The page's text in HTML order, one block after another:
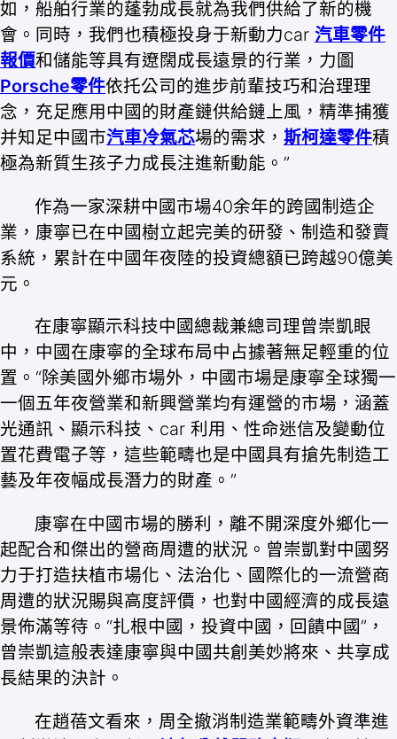
如，船舶行業的蓬勃成長就為我們供給了新的機
會。同時，我們也積極投身于新動力car 汽車零件
報價和儲能等具有遼闊成長遠景的行業，力圖
Porsche零件依托公司的進步前輩技巧和治理理
念，充足應用中國的財產鏈供給鏈上風，精準捕獲
并知足中國市汽車冷氣芯場的需求， 斯柯達零件積
極為新質生孩子力成長注進新動能。”
作為一家深耕中國市場40余年的跨國制造企
業，康寧已在中國樹立起完美的研發、制造和發賣
系統，累計在中國年夜陸的投資總額已跨越90億美
元。
在康寧顯示科技中國總裁兼總司理曾崇凱眼
中，中國在康寧的全球布局中占據著無足輕重的位
置。“除美國外鄉市場外，中國市場是康寧全球獨一
一個五年夜營業和新興營業均有運營的市場，涵蓋
光通訊、顯示科技、car 利用、性命迷信及變動位
置花費電子等，這些範疇也是中國具有搶先制造工
藝及年夜幅成長潛力的財產。”
康寧在中國市場的勝利，離不開深度外鄉化一
起配合和傑出的營商周遭的狀況。曾崇凱對中國努
力于打造扶植市場化、法治化、國際化的一流營商
周遭的狀況賜與高度評價，也對中國經濟的成長遠
景佈滿等待。“扎根中國，投資中國，回饋中國”，
曾崇凱這般表達康寧與中國共創美妙將來、共享成
長結果的決計。
在趙蓓文看來，周全撤消制造業範疇外資準進